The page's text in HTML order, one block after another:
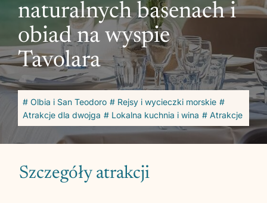
naturalnych basenach i
obiad na wyspie
Tavolara
# Olbia i San Teodoro # Rejsy i wycieczki morskie #
Atrakcje dla dwojga # Lokalna kuchnia i wina # Atrakcje
Szczegóły atrakcji